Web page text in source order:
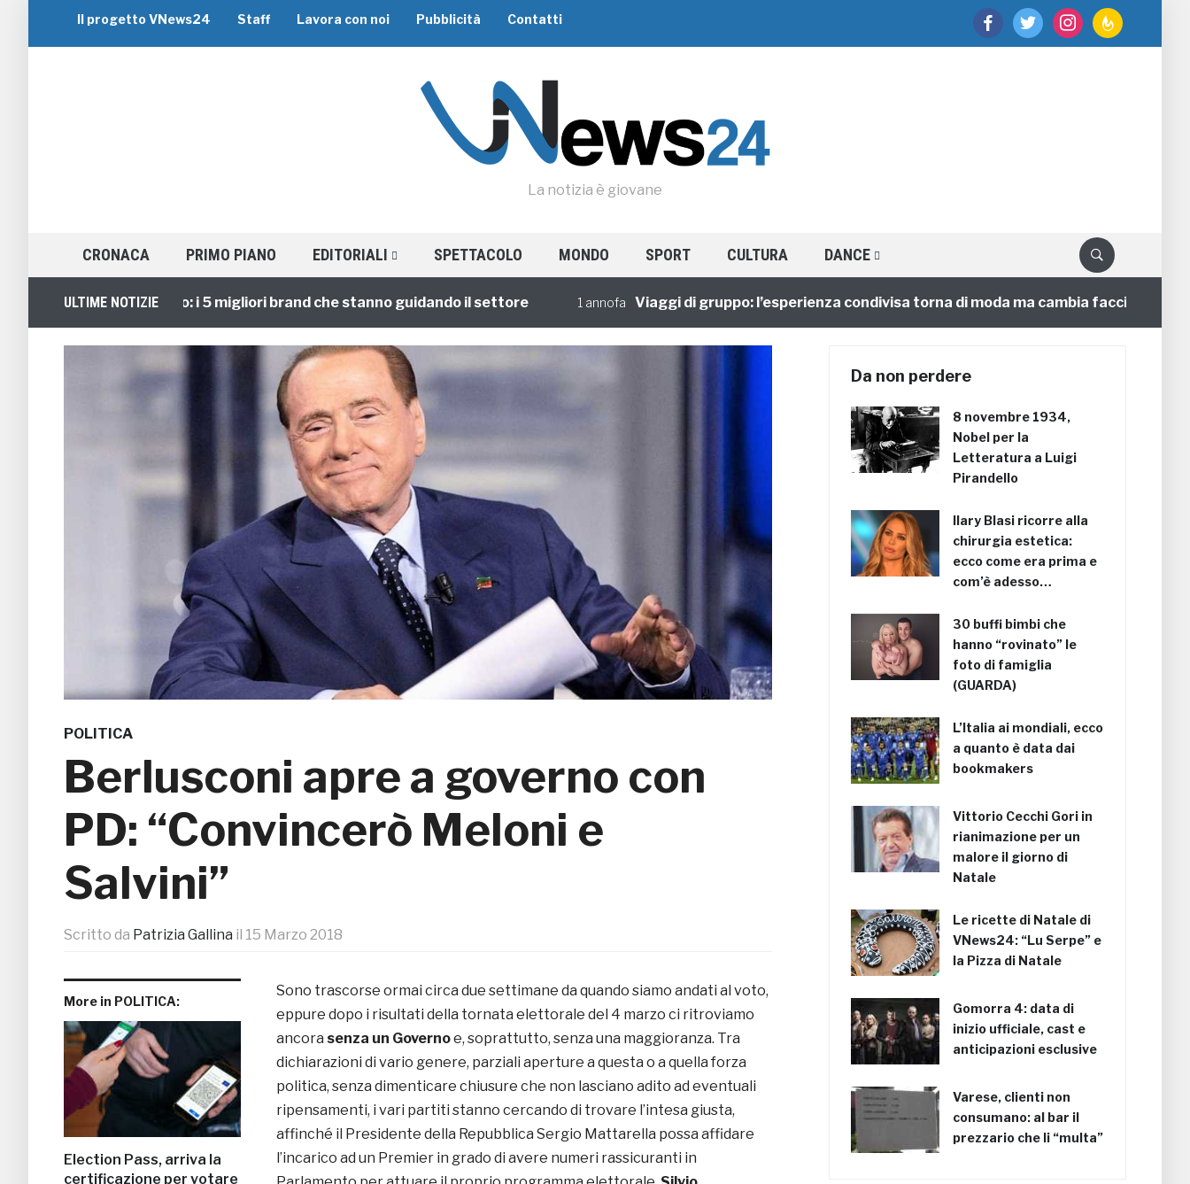
facebooktwitter instagramfeedburner
Il progetto VNews24 Staff Lavora con noi Pubblicità Contatti
La notizia è giovane
CRONACA PRIMO PIANO EDITORIALI SPETTACOLO MONDO SPORT CULTURA DANCE
ULTIME NOTIZIE
Viaggi di Gruppo: i 5 migliori brand che stanno guidando il settore 1 annofa Viaggi di gruppo: l’esperienza condivisa torna di moda ma cambia faccia
POLITICA
Berlusconi apre a governo con
PD: “Convincerò Meloni e
Salvini”
Scritto da Patrizia Gallina il 15 Marzo 2018
More in POLITICA:
Election Pass, arriva la
certificazione per votare
Sono trascorse ormai circa due settimane da quando siamo andati al voto,
eppure dopo i risultati della tornata elettorale del 4 marzo ci ritroviamo
ancora senza un Governoe, soprattutto, senza una maggioranza. Tra
dichiarazioni di vario genere, parziali aperture a questa o a quella forza
politica, senza dimenticare chiusure che non lasciano adito ad eventuali
ripensamenti, i vari partiti stanno cercando di trovare l’intesa giusta,
affinché il Presidente della Repubblica Sergio Mattarella possa affidare
l’incarico ad un Premier in grado di avere numeri rassicuranti in
Da non perdere
8 novembre 1934,
Nobel per la
Letteratura a Luigi
Pirandello
Ilary Blasi ricorre alla
chirurgia estetica:
ecco come era prima e
com’è adesso…
30 buffi bimbi che
hanno “rovinato” le
foto di famiglia
(GUARDA)
L’Italia ai mondiali, ecco
a quanto è data dai
bookmakers
Vittorio Cecchi Gori in
rianimazione per un
malore il giorno di
Natale
Le ricette di Natale di
VNews24: “Lu Serpe” e
la Pizza di Natale
Gomorra 4: data di
inizio ufficiale, cast e
anticipazioni esclusive
Varese, clienti non
consumano: al bar il
prezzario che li “multa”